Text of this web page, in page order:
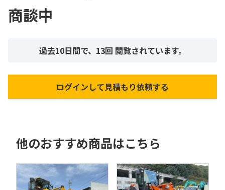
商談中
過去10日間で、 13回 閲覧されています。
ログインして見積もり依頼する
他のおすすめ商品はこちら